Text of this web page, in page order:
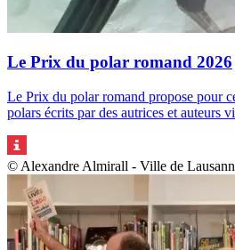
Le Prix du polar romand 2026
Le Prix du polar romand propose pour
polars écrits par des autrices et auteurs
© Alexandre Almirall - Ville de